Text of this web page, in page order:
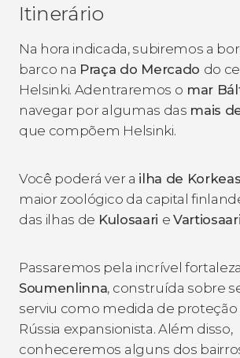
Itinerário
Na hora indicada, subiremos a
barco na Praça do Mercado do
Helsinki. Adentraremos o mar
navegar por algumas das mais
que compõem Helsinki.
Você poderá ver a ilha de
maior zoológico da capital
das ilhas de Kulosaari eVartiosaari
Passaremos pela incrível
Soumenlinna, construída sobre
serviu como medida de proteção
Rússia expansionista. Além disso,
conheceremos alguns dos